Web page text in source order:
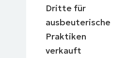
Dritte für
ausbeuterische
Praktiken
verkauft